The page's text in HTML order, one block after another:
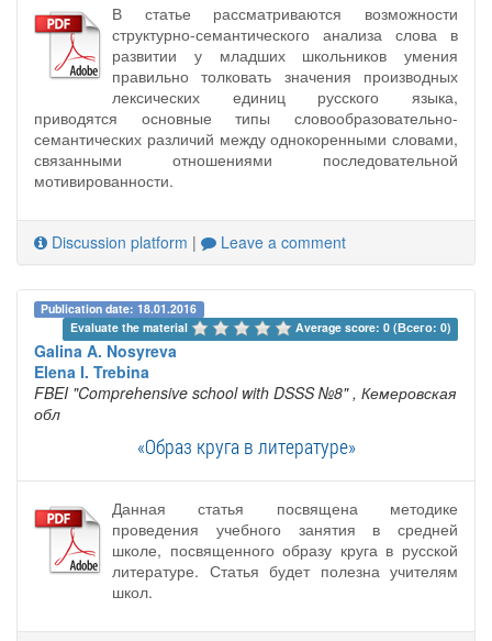
В статье рассматриваются возможности
структурно-семантического анализа слова в
развитии у младших школьников умения
правильно толковать значения производных
лексических единиц русского языка,
приводятся основные типы словообразовательно-
семантических различий между однокоренными словами,
связанными отношениями последовательной
мотивированности.
Discussion platform | Leave a comment
Publication date: 18.01.2016
Evaluate the material
Average score: 0 (Всего: 0)
Galina A. Nosyreva
Elena I. Trebina
FBEI "Comprehensive school with DSSS №8" , Кемеровская
обл
«Образ круга в литературе»
Данная статья посвящена методике
проведения учебного занятия в средней
школе, посвященного образу круга в русской
литературе. Статья будет полезна учителям
школ.